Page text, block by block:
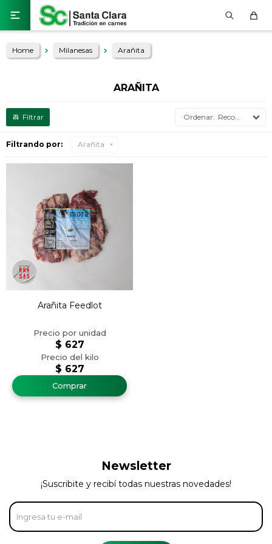

Home Milanesas Arañita
ARAÑITA
Recomendados
Filtrando por: Arañita
Arañita Feedlot
$ 627
$ 627
Newsletter
¡Suscribite y recibí todas nuestras novedades!